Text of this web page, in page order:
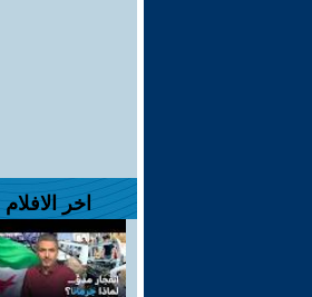
اخر الافلام